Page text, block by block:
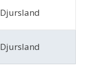
Djursland
Djursland